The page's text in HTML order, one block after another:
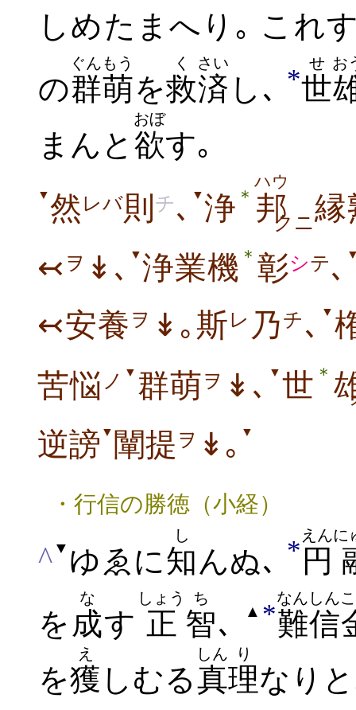
しめたまへり｡ これ
の群萌
ぐんもう
を救
く
済
さい
し､ *世
せ お
まんと 欲
おぼ
す｡
▼然レバ則 チ､ ▼浄 ＊ 邦
ハウ
クニ縁
↢ ヲ ↡､ ▼浄業機 ＊彰シテ､
↢安養 ヲ ↡｡斯レ 乃チ ､ ▼
苦悩 ノ ▼ 群萌ヲ ↡､ ▼ 世 ＊
逆謗 ▼ 闡提 ヲ ↡｡ ▼
・行信の勝徳（小経）
^ ▼ ゆゑに知
し
んぬ､ * 円
えんに
を 成
な
す 正
しょう
智
ち
､ ▲ *難信
なんしん
を獲
え
しむる真
しん
理
り
なりと